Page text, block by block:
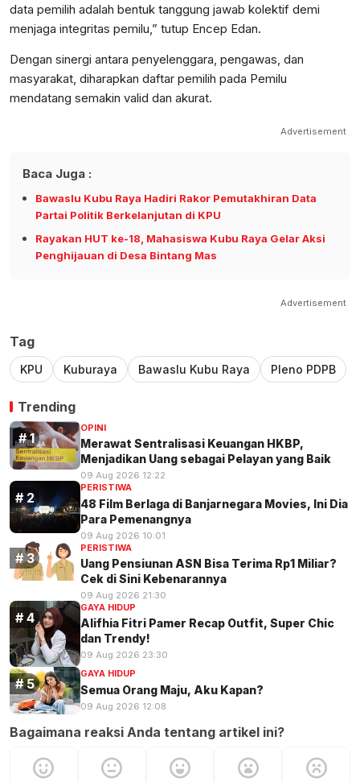
data pemilih adalah bentuk tanggung jawab kolektif demi
menjaga integritas pemilu,” tutup Encep Edan.
Dengan sinergi antara penyelenggara, pengawas, dan
masyarakat, diharapkan daftar pemilih pada Pemilu
mendatang semakin valid dan akurat.
Advertisement
Baca Juga :
Bawaslu Kubu Raya Hadiri Rakor Pemutakhiran Data
Partai Politik Berkelanjutan di KPU
Rayakan HUT ke-18, Mahasiswa Kubu Raya Gelar Aksi
Penghijauan di Desa Bintang Mas
Advertisement
Tag
KPU Kuburaya Bawaslu Kubu Raya Pleno PDPB
Trending
OPINI
Merawat Sentralisasi Keuangan HKBP,
Menjadikan Uang sebagai Pelayan yang Baik
09 Aug 2026 12:22
PERISTIWA
48 Film Berlaga di Banjarnegara Movies, Ini Dia
Para Pemenangnya
09 Aug 2026 10:01
PERISTIWA
Uang Pensiunan ASN Bisa Terima Rp1 Miliar?
Cek di Sini Kebenarannya
09 Aug 2026 21:30
GAYA HIDUP
Alifhia Fitri Pamer Recap Outfit, Super Chic
dan Trendy!
09 Aug 2026 23:30
GAYA HIDUP
Semua Orang Maju, Aku Kapan?
09 Aug 2026 12:08
Bagaimana reaksi Anda tentang artikel ini?